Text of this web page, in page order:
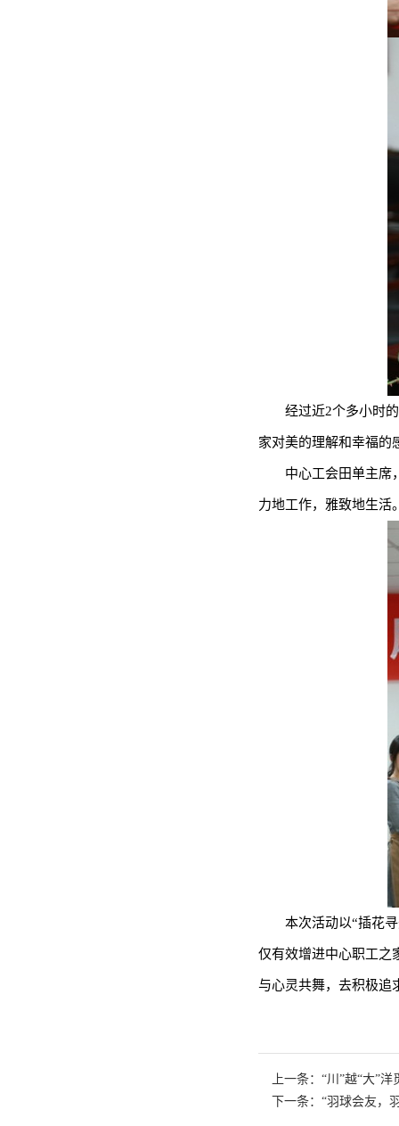
经过近2个多小时
家对美的理解和幸福的
中心工会田单主席
力地工作，雅致地生活
本次活动以“插花
仅有效增进中心职工之
与心灵共舞，去积极追
上一条：“川”越“大”
下一条：“羽球会友，